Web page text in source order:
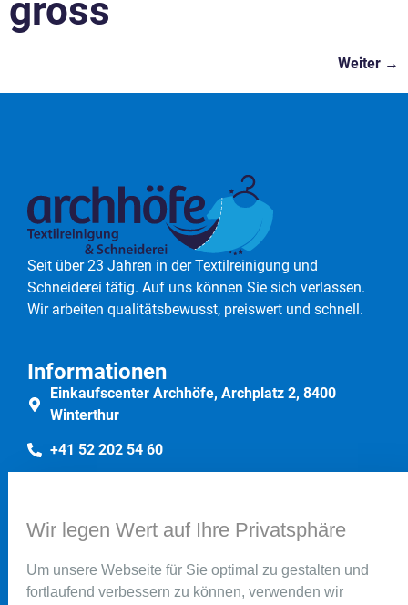
gross
Weiter →
Seit über 23 Jahren in der Textilreinigung und
Schneiderei tätig. Auf uns können Sie sich verlassen.
Wir arbeiten qualitätsbewusst, preiswert und schnell.
Informationen
Einkaufscenter Archhöfe, Archplatz 2, 8400
Winterthur
+41 52 202 54 60
Rechtliches
Impressum
Wir legen Wert auf Ihre Privatsphäre
Um unsere Webseite für Sie optimal zu gestalten und
fortlaufend verbessern zu können, verwenden wir